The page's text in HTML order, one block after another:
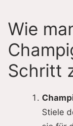
Wie
Schritt
Stiele